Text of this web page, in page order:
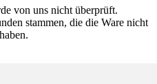
von uns nicht überprüft.
stammen, die die Ware nicht